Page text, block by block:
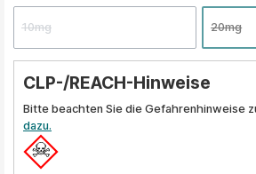
10mg 20mg
CLP-/REACH-Hinweise
Bitte beachten Sie die Gefahrenhinweise
dazu.